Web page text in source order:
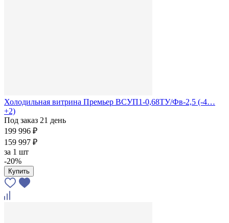
Холодильная витрина Премьер ВСУП1-0,68ТУ/Фв-2,5 (-4…
+2)
Под заказ 21 день
199 996 ₽
159 997 ₽
за 1 шт
-20%
Купить